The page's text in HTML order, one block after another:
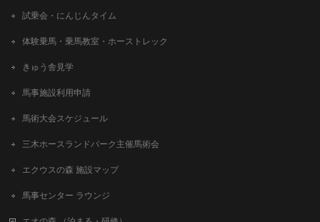
試乗会・にんじんタイム
体験乗馬・乗馬教室・ホーストレック
きゅう舎見学
馬事施設利用申請
馬術大会スケジュール
三木ホースランドパーク主催馬術会
エクウスの森 施設マップ
馬事センター ラウンジ